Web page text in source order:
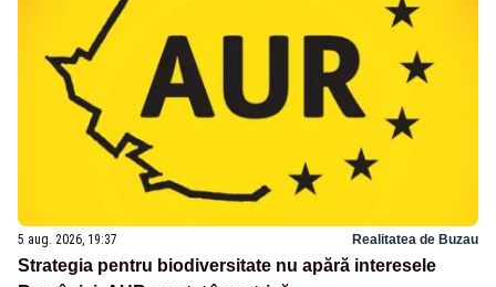
5 aug. 2026, 19:37 Realitatea de Buzau
Strategia pentru biodiversitate nu apără interesele